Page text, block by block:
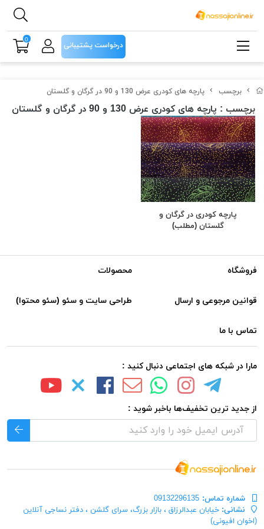
برچسب پارچه های کودری عرض 130 و 90 در گرگان و گلستان
برچسب : پارچه های کودری عرض 130 و 90 در گرگان و گلستان
پارچه کودری در گرگان و
گلستان (مطلب)
فروشگاه محصولات
قوانین مرجوعی و ارسال طراحی سایت و سئو (سئو محتوا)
تماس با ما
مارا در شبکه های اجتماعی دنبال کنید :
از جدید ترین تخفیف‌ها باخبر شوید :
شماره تماس‌: 09132296135
نشانی: خیابان عبدالرزاق ، بازار بزرگ، سرای گلشن ، دفتر نساجی آنلاین
(اخوان افیونی)
درخواست پشتیبانی
0